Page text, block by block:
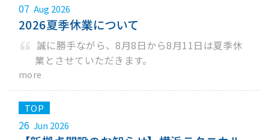
07 Aug 2026
2026夏季休業について
誠に勝手ながら、8月8日から8月11日は夏季休
業とさせていただきます。
more
26 Jun 2026